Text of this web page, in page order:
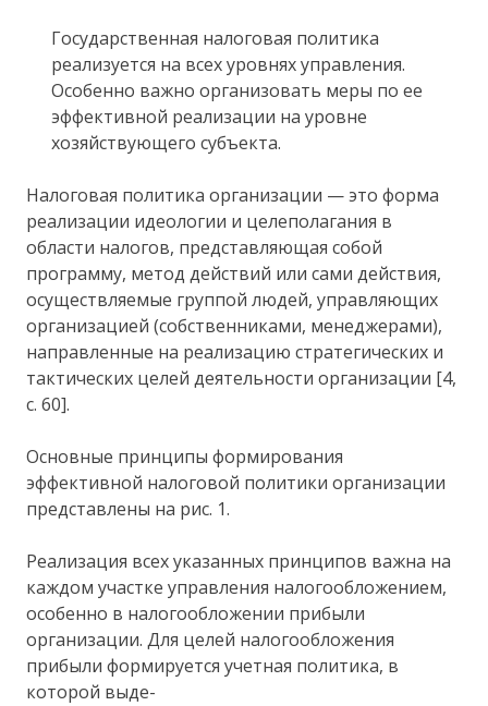
Государственная налоговая политика
реализуется на всех уровнях управления.
Особенно важно организовать меры по ее
эффективной реализации на уровне
хозяйствующего субъекта.
Налоговая политика организации — это форма
реализации идеологии и целеполагания в
области налогов, представляющая собой
программу, метод действий или сами действия,
осуществляемые группой людей, управляющих
организацией (собственниками, менеджерами),
направленные на реализацию стратегических и
тактических целей деятельности организации [4,
с. 60].
Основные принципы формирования
эффективной налоговой политики организации
представлены на рис. 1.
Реализация всех указанных принципов важна на
каждом участке управления налогообложением,
особенно в налогообложении прибыли
организации. Для целей налогообложения
прибыли формируется учетная политика, в
которой выде-